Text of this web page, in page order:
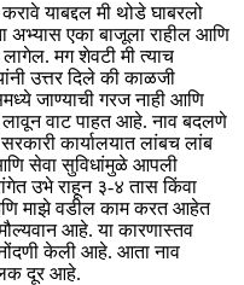
याबद्दल मी थोडे घाबरलो
अभ्यास एका बाजूला राहील आणि
लागेल. मग शेवटी मी त्याच
उत्तर दिले की काळजी
जाण्याची गरज नाही आणि
वाट पाहत आहे. नाव बदलणे
कार्यालयात लांबच लांब
सेवा सुविधांमुळे आपली
उभे राहून ३-४ तास किंवा
माझे वडील काम करत आहेत
आहे. या कारणास्तव
केली आहे. आता नाव
दूर आहे.